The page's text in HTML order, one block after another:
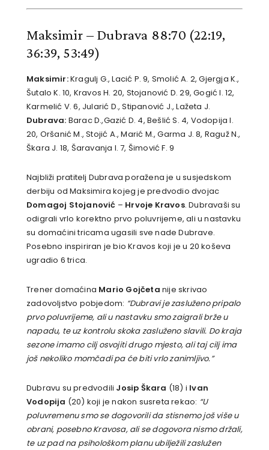
Maksimir – Dubrava 88:70 (22:19,
36:39, 53:49)
Maksimir:Kragulj G., Lacić P. 9, Smolić A. 2, Gjergja K.,
Šutalo K. 10, Kravos H. 20, Stojanović D. 29, Gogić I. 12,
Karmelić V. 6, Jularić D., Stipanović J., Lažeta J.
Dubrava: Barac D.,Gazić D. 4, Bešlić S. 4, Vodopija I.
20, Oršanić M., Stojić A., Marić M., Garma J. 8, Raguž N.,
Škara J. 18, Šaravanja I. 7, Šimović F. 9
Najbliži pratitelj Dubrava poražena je u susjedskom
derbiju od Maksimira kojeg je predvodio dvojac
Domagoj Stojanović – Hrvoje Kravos. Dubravaši su
odigrali vrlo korektno prvo poluvrijeme, ali u nastavku
su domaćini tricama ugasili sve nade Dubrave.
Posebno inspiriran je bio Kravos koji je u 20 koševa
ugradio 6 trica.
Trener domaćina Mario Gojčeta nije skrivao
zadovoljstvo pobjedom: “Dubravi je zasluženo pripalo
prvo poluvrijeme, ali u nastavku smo zaigrali brže u
napadu, te uz kontrolu skoka zasluženo slavili. Do kraja
sezone imamo cilj osvojiti drugo mjesto, ali taj cilj ima
još nekoliko momčadi pa će biti vrlo zanimljivo.”
Dubravu su predvodili Josip Škara (18) i Ivan
Vodopija (20) koji je nakon susreta rekao: “U
poluvremenu smo se dogovorili da stisnemo još više u
obrani, posebno Kravosa, ali se dogovora nismo držali,
te uz pad na psihološkom planu ubilježili zaslužen